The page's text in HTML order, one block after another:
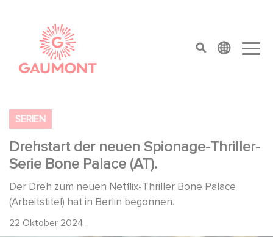
top menu
SERIEN
Drehstart der neuen Spionage-Thriller-
Serie Bone Palace (AT).
Der Dreh zum neuen Netflix-Thriller Bone Palace
(Arbeitstitel) hat in Berlin begonnen.
22 Oktober 2024 ,